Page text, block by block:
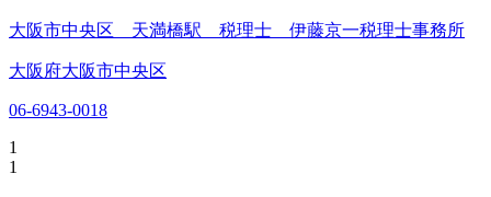
大阪市中央区 天満橋駅 税理士 伊藤京一税理士事務所
大阪府大阪市中央区
06-6943-0018
1
1